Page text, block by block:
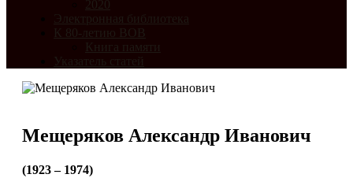
2020
Электронная библиотека
К 80-летию ВОВ
Книга памяти
Указатель статей
Мещеряков Александр Иванович
(1923 – 1974)